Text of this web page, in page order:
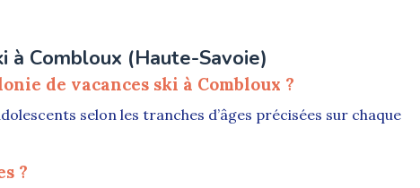
à Combloux (Haute-Savoie)
de vacances ski à Combloux ?
selon les tranches d’âges précisées sur chaque
?